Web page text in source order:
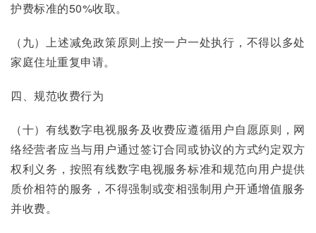
护费标准的50%收取。
（九）上述减免政策原则上按一户一处执行，不得以多处
家庭住址重复申请。
四、规范收费行为
（十）有线数字电视服务及收费应遵循用户自愿原则，网
络经营者应当与用户通过签订合同或协议的方式约定双方
权利义务，按照有线数字电视服务标准和规范向用户提供
质价相符的服务，不得强制或变相强制用户开通增值服务
并收费。